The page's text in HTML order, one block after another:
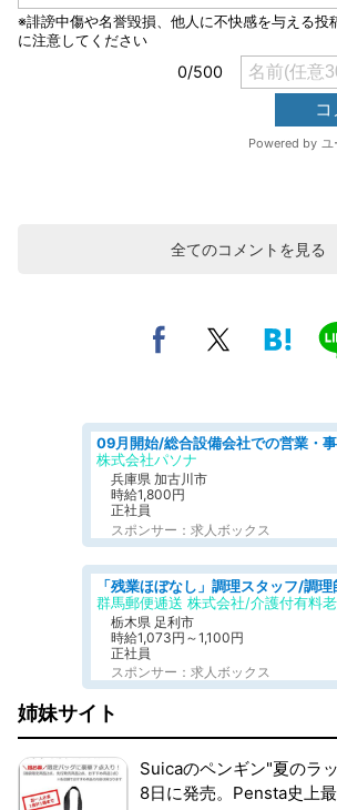
全てのコメントを見る
株式会社パソナ
兵庫県 加古川市
時給1,800円
正社員
スポンサー：求人ボックス
栃木県 足利市
時給1,073円～1,100円
正社員
スポンサー：求人ボックス
姉妹サイト
Suicaのペンギン"夏のラ
8日に発売。Pensta史上